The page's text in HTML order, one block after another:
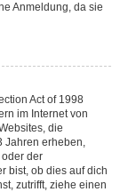
Anmeldung, da sie
Act of 1998
im Internet von
die
Jahren erheben,
der
bist, ob dies auf dich
zutrifft, ziehe einen